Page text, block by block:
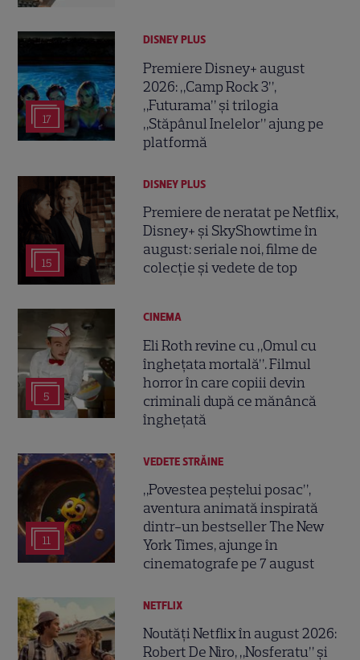
17
DISNEY PLUS
Premiere Disney+ august
2026: „Camp Rock 3”,
„Futurama” și trilogia
„Stăpânul Inelelor” ajung pe
platformă
15
DISNEY PLUS
Premiere de neratat pe Netflix,
Disney+ și SkyShowtime în
august: seriale noi, filme de
colecție și vedete de top
5
CINEMA
Eli Roth revine cu „Omul cu
înghețata mortală”. Filmul
horror în care copiii devin
criminali după ce mănâncă
înghețată
11
VEDETE STRĂINE
„Povestea peștelui posac”,
aventura animată inspirată
dintr-un bestseller The New
York Times, ajunge în
cinematografe pe 7 august
NETFLIX
Noutăți Netflix în august 2026:
Robert De Niro, „Nosferatu” și